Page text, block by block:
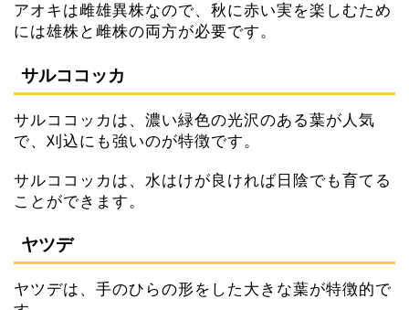
アオキは雌雄異株なので、秋に赤い実を楽しむため
には雄株と雌株の両方が必要です。
サルココッカ
サルココッカは、濃い緑色の光沢のある葉が人気
で、刈込にも強いのが特徴です。
サルココッカは、水はけが良ければ日陰でも育てる
ことができます。
ヤツデ
ヤツデは、手のひらの形をした大きな葉が特徴的で